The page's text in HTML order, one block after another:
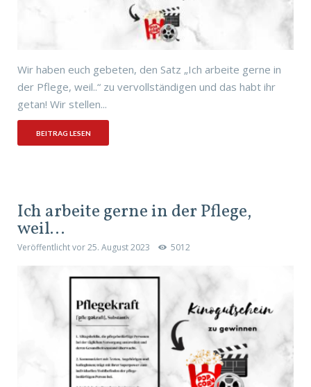
Wir haben euch gebeten, den Satz „Ich arbeite gerne in
der Pflege, weil..“ zu vervollständigen und das habt ihr
getan! Wir stellen...
BEITRAG LESEN
Ich arbeite gerne in der Pflege,
weil…
Veröffentlicht vor25. August 2023 5012